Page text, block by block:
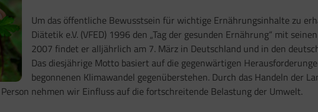
Um das öffentliche Bewusstsein für wichtige Ernährungsinhalte zu
Diätetik e.V. (VFED) 1996 den „Tag der gesunden Ernährung“ mit
2007 findet er alljährlich am 7. März in Deutschland und in den
Das diesjährige Motto basiert auf die gegenwärtigen
begonnenen Klimawandel gegenüberstehen. Durch das Handeln der
nehmen wir Einfluss auf die fortschreitende Belastung der Umwelt.